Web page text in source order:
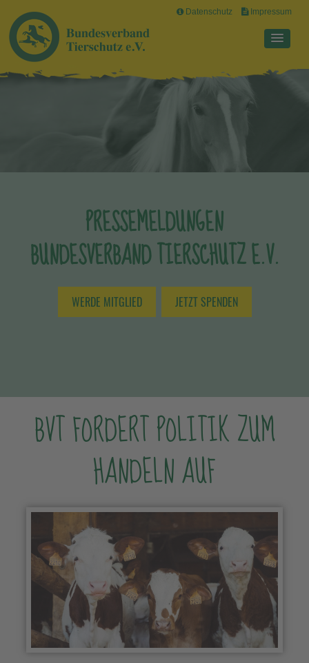
Datenschutz Impressum
PRESSEMELDUNGEN
BUNDESVERBAND TIERSCHUTZ E.V.
WERDE MITGLIED JETZT SPENDEN
BVT FORDERT POLITIK ZUM
HANDELN AUF